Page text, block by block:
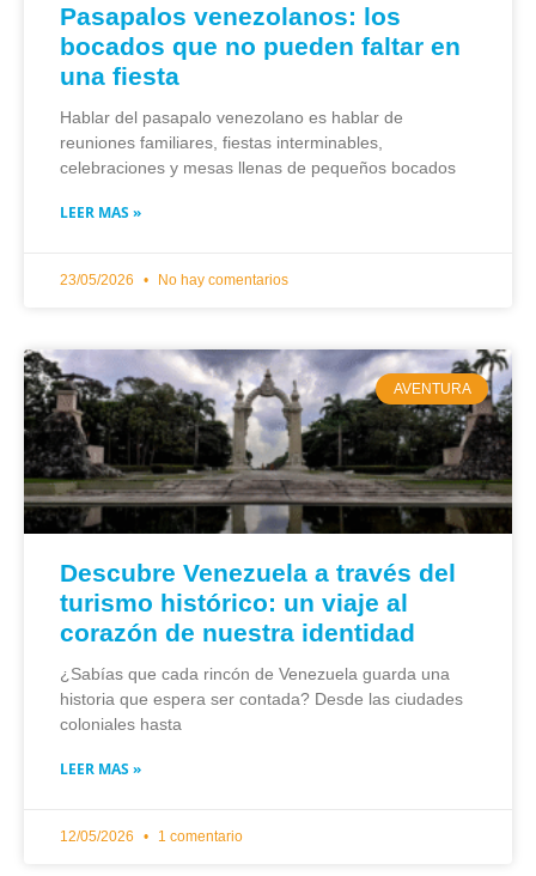
Pasapalos venezolanos: los
bocados que no pueden faltar en
una fiesta
Hablar del pasapalo venezolano es hablar de
reuniones familiares, fiestas interminables,
celebraciones y mesas llenas de pequeños bocados
LEER MAS »
23/05/2026 No hay comentarios
AVENTURA
Descubre Venezuela a través del
turismo histórico: un viaje al
corazón de nuestra identidad
¿Sabías que cada rincón de Venezuela guarda una
historia que espera ser contada? Desde las ciudades
coloniales hasta
LEER MAS »
12/05/2026 1 comentario